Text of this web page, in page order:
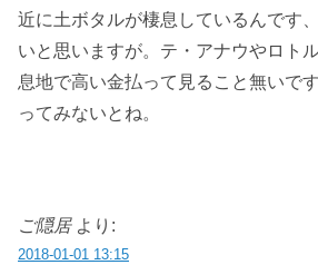
近に土ボタルが棲息しているんです
いと思いますが。テ・アナウやロト
息地で高い金払って見ること無いで
ってみないとね。
ご隠居 より:
2018-01-01 13:15